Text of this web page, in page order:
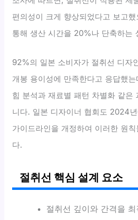
편의성이 크게 향상되었다고 보고
통해 생산 시간을 20%나 단축하는
92%의 일본 소비자가 절취선 디자
개봉 용이성에 만족한다고 응답했
힘 분석과 재료별 패턴 차별화 같은
니다. 일본 디자이너 협회도 2024
가이드라인을 개정하여 이러한 원
다.
절취선 핵심 설계 요소
절취선 깊이와 간격을